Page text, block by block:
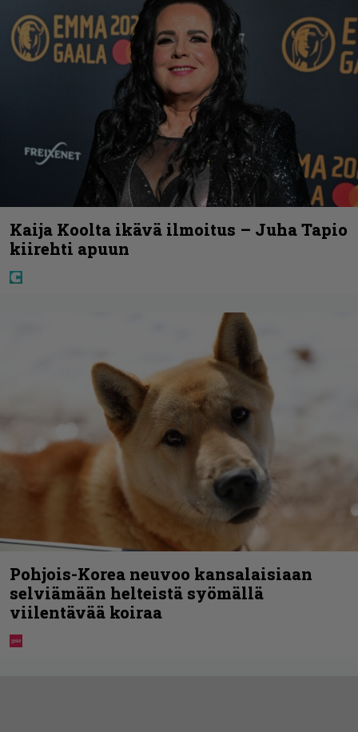
Kaija Koolta ikävä ilmoitus – Juha Tapio
kiirehti apuun
Pohjois-Korea neuvoo kansalaisiaan
selviämään helteistä syömällä
viilentävää koiraa